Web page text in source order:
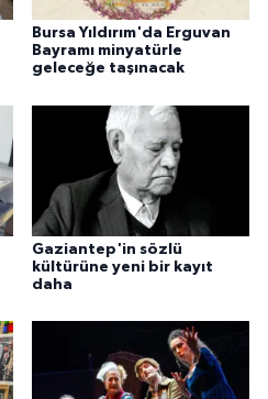
Bursa Yıldırım'da Erguvan
Bayramı minyatürle
geleceğe taşınacak
Gaziantep'in sözlü
kültürüne yeni bir kayıt
daha